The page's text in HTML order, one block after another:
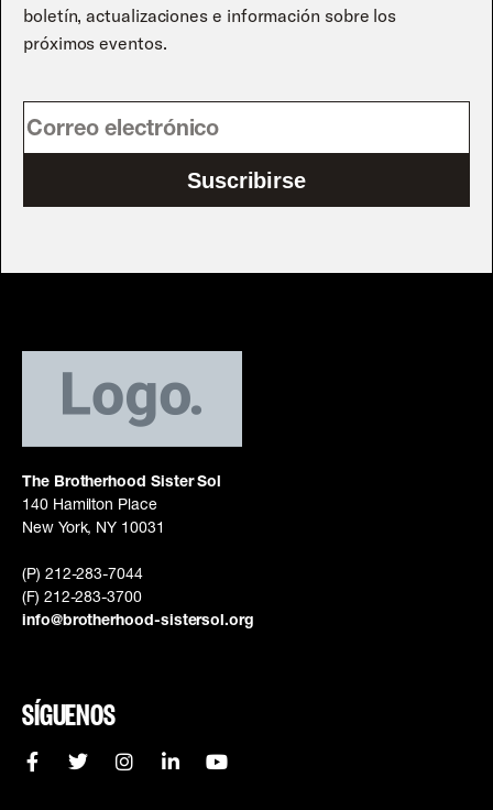
boletín, actualizaciones e información sobre los
próximos eventos.
Suscribirse
The Brotherhood Sister Sol
140 Hamilton Place
New York, NY 10031
(P) 212-283-7044
(F) 212-283-3700
info@brotherhood-sistersol.org
SÍGUENOS